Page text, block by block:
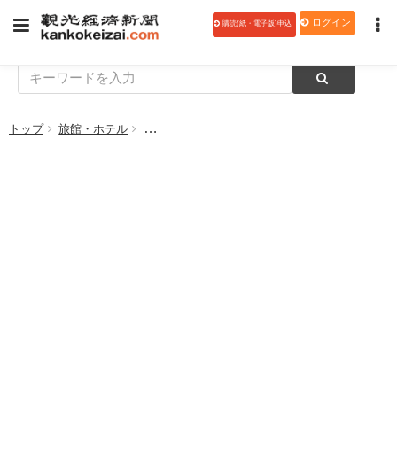
購読(紙・電子版)申込 ログイン
トップ 旅館・ホテル 都ホテルニューアルカイック、クリスマス限定